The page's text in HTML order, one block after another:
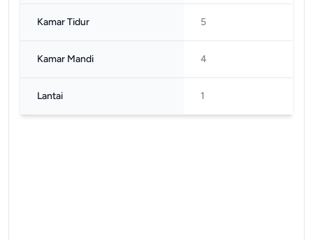
Kamar Tidur 5
Kamar Mandi 4
Lantai 1